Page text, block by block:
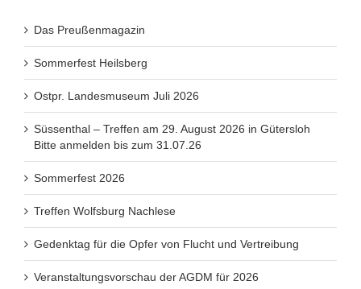
Das Preußenmagazin
Sommerfest Heilsberg
Ostpr. Landesmuseum Juli 2026
Süssenthal – Treffen am 29. August 2026 in Gütersloh
Bitte anmelden bis zum 31.07.26
Sommerfest 2026
Treffen Wolfsburg Nachlese
Gedenktag für die Opfer von Flucht und Vertreibung
Veranstaltungsvorschau der AGDM für 2026